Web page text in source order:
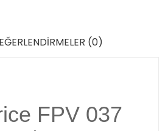
(0)
FPV 037